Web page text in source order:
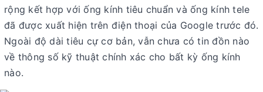
rộng kết hợp với ống kính tiêu chuẩn và ống kính tele
đã được xuất hiện trên điện thoại của Google trước đó.
Ngoài độ dài tiêu cự cơ bản, vẫn chưa có tin đồn nào
về thông số kỹ thuật chính xác cho bất kỳ ống kính
nào.